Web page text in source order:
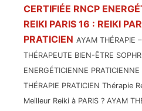
CERTIFIÉE RNCP
REIKI PARIS 16 : REIKI
PRATICIEN AYAM THÉRAPIE
THÉRAPEUTE BIEN-ÊTRE
ENERGÉTICIENNE PRATICIENNE
THÉRAPIE PRATICIEN Thérapie
Meilleur Reiki à PARIS ? AYAM